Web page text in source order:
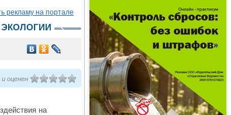
рекламу на портале
ЭКОЛОГИИ
оценен
на